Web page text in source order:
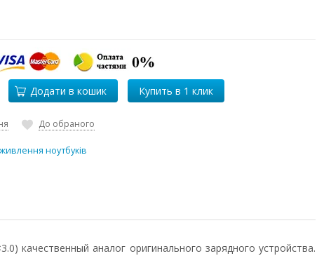
Додати в кошик
До обраного
ноутбуків
качественный аналог оригинального зарядного устройства.